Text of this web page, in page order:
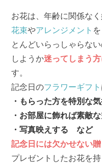
お花は、年齢に関係なく
花束やアレンジメント
とんどいらっしゃらな
しようか迷ってしまう
す。
記念日のフラワーギフト
・もらった方を特別な
・お部屋に飾れば素敵
・写真映えする など
記念日には欠かせない
プレゼントしたお花を